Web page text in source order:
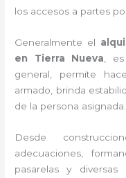
los accesos a partes
Generalmente el
en Tierra Nueva ,
general, permite
armado, brinda
de la persona asignada.
Desde
adecuaciones,
pasarelas y diversas